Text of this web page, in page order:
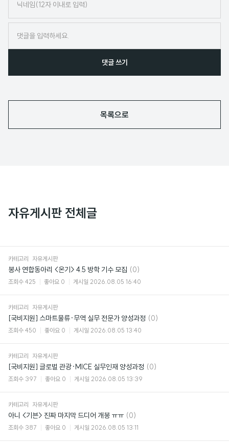
임
댓글 쓰기
목록으로
자유게시판 전체글
카테고리 자유게시판
봉사 연합동아리 <온기> 4.5 방학 기수 모집 댓
글
(0)
조회수 425 좋아요 0 게시일 2026.08.05 16:40
카테고리 자유게시판
[국비지원] 스마트물류·무역 실무 전문가 양성과정 댓
(0)
조회수 450 좋아요 0 게시일 2026.08.05 13:40
카테고리 자유게시판
[국비지원] 글로벌 관광·MICE 실무인재 양성과정 댓
(0)
조회수 397 좋아요 0 게시일 2026.08.05 13:39
카테고리 자유게시판
아니 <기븐> 진짜 마지막 드디어 개봉 ㅠㅠ 댓
글
(0)
조회수 387 좋아요 0 게시일 2026.08.05 13:11